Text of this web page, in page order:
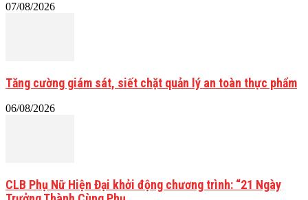
07/08/2026
Tăng cường giám sát, siết chặt quản lý an toàn thực phẩm
06/08/2026
CLB Phụ Nữ Hiện Đại khởi động chương trình: “21 Ngày